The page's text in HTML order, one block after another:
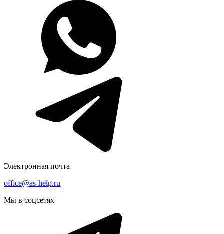
Электронная почта
office@as-help.ru
Мы в соцсетях